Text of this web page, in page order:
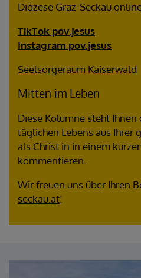
Diözese Graz-Seckau
TikTok pov.jesus
Instagram pov.jesus
Seelsorgeraum Kaiserwald
Mitten im Leben
Diese Kolumne steht Ihnen
täglichen Lebens aus Ihrer
als Christ:in in einem
kommentieren.
Wir freuen uns über Ihren
seckau.at!